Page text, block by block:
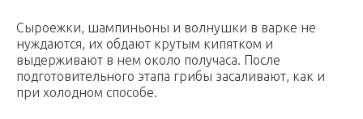
Сыроежки, шампиньоны и волнушки в варке не
нуждаются, их обдают крутым кипятком и
выдерживают в нем около получаса. После
подготовительного этапа грибы засаливают, как и
при холодном способе.